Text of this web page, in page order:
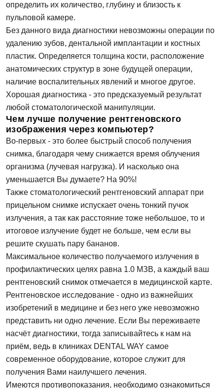
определить их количество, глубину и близость к
пульповой камере.
Без данного вида диагностики невозможны операции по
удалению зубов, дентальной имплантации и костных
пластик. Определяется толщина кости, расположение
анатомических структур в зоне будущей операции,
наличие воспалительных явлений и многое другое.
Хорошая диагностика - это предсказуемый результат
любой стоматологической манипуляции.
Чем лучше получение рентгеновского
изображения через компьютер?
Во-первых - это более быстрый способ получения
снимка, благодаря чему снижается время облучения
организма (лучевая нагрузка). И насколько она
уменьшается Вы думаете? На 90%!
Также стоматологический рентгеновский аппарат при
прицельном снимке испускает очень тонкий пучок
излучения, а так как расстояние тоже небольшое, то и
итоговое излучение будет не больше, чем если вы
решите скушать пару бананов.
Максимальное количество получаемого излучения в
профилактических целях равна 1.0 МЗВ, а каждый ваш
рентгеновский снимок отмечается в медицинской карте.
Рентгеновское исследование - одно из важнейших
изобретений в медицине и без него уже невозможно
представить ни одно лечение. Если Вы переживаете
насчёт диагностики, тогда записывайтесь к нам на
приём, ведь в клиниках DENTAL WAY самое
современное оборудование, которое служит для
получения Вами наилучшего лечения.
Имеются противопоказания, необходимо ознакомиться
Задать вопрос
ФИО